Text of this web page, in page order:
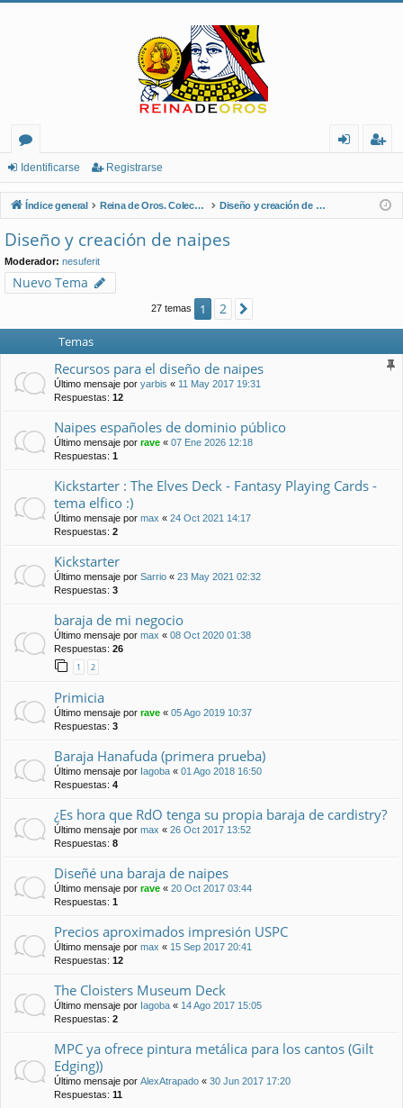
or
os
nt
ifi
ist
ra
Identificarse Registrarse
Índice general Reina de Oros. Coleccionistas de Naipes. Diseño y creación de naipes
Diseño y creación de naipes
Moderador: nesuferit
Nuevo Tema
27 temas 1 2
Temas
Recursos para el diseño de naipes
Último mensaje por yarbis « 11 May 2017 19:31
Respuestas: 12
Naipes españoles de dominio público
Último mensaje por rave « 07 Ene 2026 12:18
Respuestas: 1
Kickstarter : The Elves Deck - Fantasy Playing Cards -
tema elfico :)
Último mensaje por max « 24 Oct 2021 14:17
Respuestas: 2
Kickstarter
Último mensaje por Sarrio « 23 May 2021 02:32
Respuestas: 3
baraja de mi negocio
Último mensaje por max « 08 Oct 2020 01:38
Respuestas: 26
1 2
Primicia
Último mensaje por rave « 05 Ago 2019 10:37
Respuestas: 3
Baraja Hanafuda (primera prueba)
Último mensaje por Iagoba « 01 Ago 2018 16:50
Respuestas: 4
¿Es hora que RdO tenga su propia baraja de cardistry?
Último mensaje por max « 26 Oct 2017 13:52
Respuestas: 8
Diseñé una baraja de naipes
Último mensaje por rave « 20 Oct 2017 03:44
Respuestas: 1
Precios aproximados impresión USPC
Último mensaje por max « 15 Sep 2017 20:41
Respuestas: 12
The Cloisters Museum Deck
Último mensaje por Iagoba « 14 Ago 2017 15:05
Respuestas: 2
MPC ya ofrece pintura metálica para los cantos (Gilt
Edging))
Último mensaje por AlexAtrapado « 30 Jun 2017 17:20
Respuestas: 11